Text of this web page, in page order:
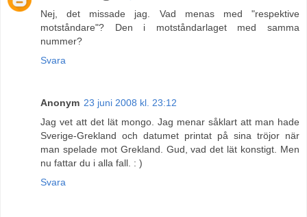
Nej, det missade jag. Vad menas med "respektive
motståndare"? Den i motståndarlaget med samma
nummer?
Svara
Anonym 23 juni 2008 kl. 23:12
Jag vet att det lät mongo. Jag menar såklart att man hade
Sverige-Grekland och datumet printat på sina tröjor när
man spelade mot Grekland. Gud, vad det lät konstigt. Men
nu fattar du i alla fall. : )
Svara